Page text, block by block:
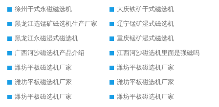
徐州干式永磁磁选机
大庆铁矿干式磁选机
黑龙江选锰矿磁选机生产厂家
辽宁锰矿湿式磁选机
黑龙江永磁湿式磁选机
重庆锰矿湿式磁选机
广西河沙磁选机产品介绍
江西河沙磁选机里面是强磁吗
潍坊平板磁选机厂家
潍坊平板磁选机厂家
潍坊平板磁选机厂家
潍坊平板磁选机厂家
潍坊平板磁选机厂家
潍坊平板磁选机厂家